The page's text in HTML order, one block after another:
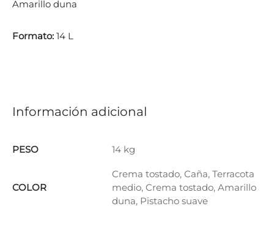
Amarillo duna
Formato: 14 L
Información adicional
PESO 14 kg
COLOR
Crema tostado, Caña, Terracota
medio, Crema tostado, Amarillo
duna, Pistacho suave